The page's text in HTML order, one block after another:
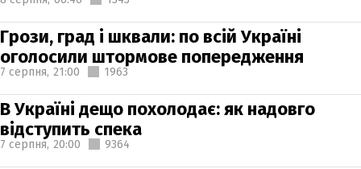
Грози, град і шквали: по всій Україні
оголосили штормове попередження
7 серпня, 21:00 1963
В Україні дещо похолодає: як надовго
відступить спека
7 серпня, 20:00 9364